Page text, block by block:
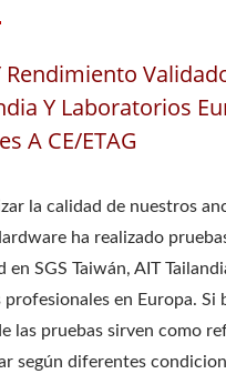
Rendimiento
Y Laboratorios
A CE/ETAG
la calidad de nuestros
ha realizado
en SGS Taiwán, AIT
profesionales en Europa. Si
las pruebas sirven como
según diferentes